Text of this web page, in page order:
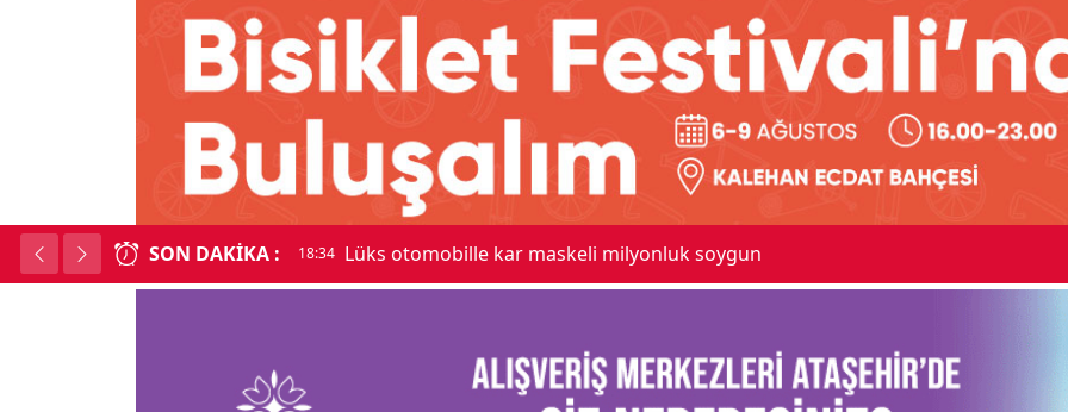
SON DAKIKA : 18:34 Kadınhanı'nda çok sayıda araç birbirine girdi